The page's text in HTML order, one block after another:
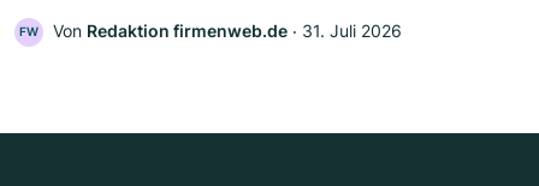
FW Von Redaktion firmenweb.de ‧ 31. Juli 2026